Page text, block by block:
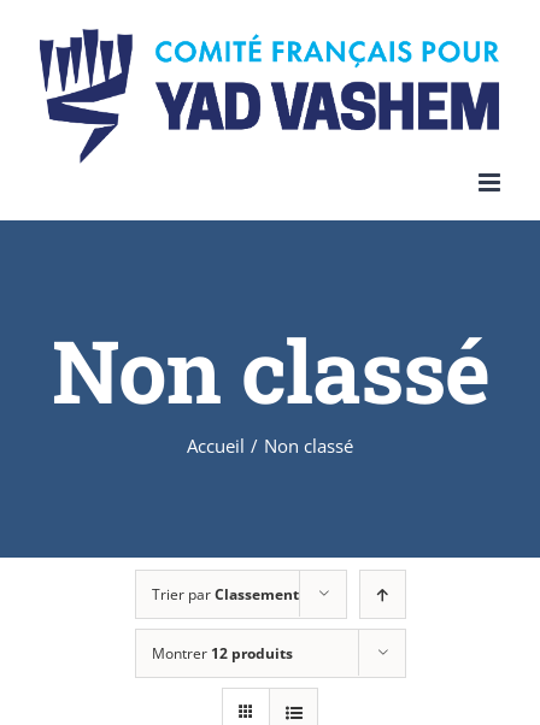
content
Non classé
Accueil / Non classé
Trier parClassement
Montrer 12 produits